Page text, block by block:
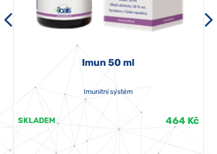
Imun 50 ml
Imunitní systém
SKLADEM 464 Kč